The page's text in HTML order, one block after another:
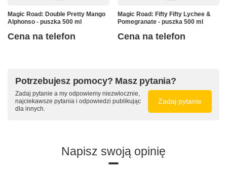
Magic Road: Double Pretty Mango
Alphonso - puszka 500 ml
Cena na telefon
Magic Road: Fifty Fifty Lychee &
Pomegranate - puszka 500 ml
Cena na telefon
Potrzebujesz pomocy? Masz pytania?
Zadaj pytanie a my odpowiemy niezwłocznie,
najciekawsze pytania i odpowiedzi publikując
dla innych.
Zadaj pytanie
Napisz swoją opinię